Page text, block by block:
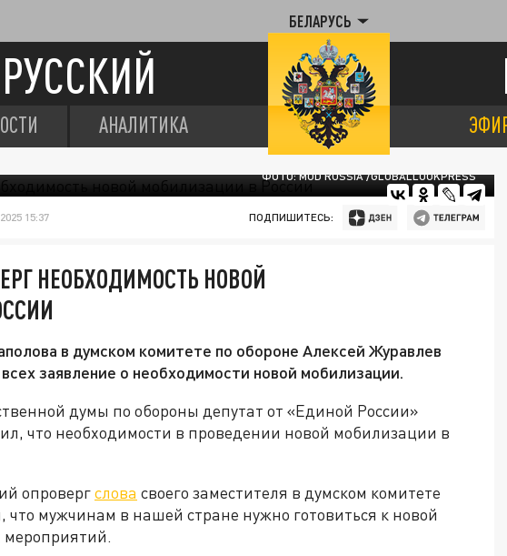
БЕЛАРУСЬ
АНАЛИТИКА
ФОТО: MOD RUSSIA /GLOBALLOOKPRESS
15:37 ПОДПИШИТЕСЬ:
НЕОБХОДИМОСТЬ НОВОЙ
в думском комитете по обороне Алексей Журавлев
заявление о необходимости новой мобилизации.
думы по обороны депутат от «Единой России»
что необходимости в проведении новой мобилизации в
опровергслова своего заместителя в думском комитете
что мужчинам в нашей стране нужно готовиться к новой